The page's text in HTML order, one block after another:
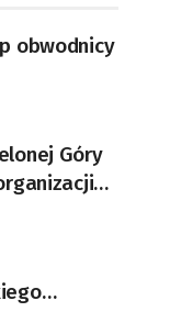
obwodnicy
Góry
z